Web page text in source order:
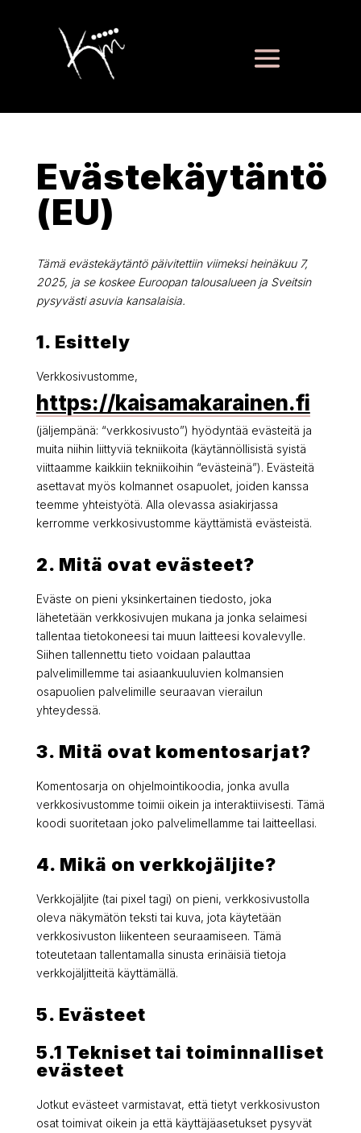
Evästekäytäntö
(EU)
Tämä evästekäytäntö päivitettiin viimeksi heinäkuu 7,
2025, ja se koskee Euroopan talousalueen ja Sveitsin
pysyvästi asuvia kansalaisia.
1. Esittely
Verkkosivustomme,
https://kaisamakarainen.fi
(jäljempänä: “verkkosivusto”) hyödyntää evästeitä ja
muita niihin liittyviä tekniikoita (käytännöllisistä syistä
viittaamme kaikkiin tekniikoihin “evästeinä”). Evästeitä
asettavat myös kolmannet osapuolet, joiden kanssa
teemme yhteistyötä. Alla olevassa asiakirjassa
kerromme verkkosivustomme käyttämistä evästeistä.
2. Mitä ovat evästeet?
Eväste on pieni yksinkertainen tiedosto, joka
lähetetään verkkosivujen mukana ja jonka selaimesi
tallentaa tietokoneesi tai muun laitteesi kovalevylle.
Siihen tallennettu tieto voidaan palauttaa
palvelimillemme tai asiaankuuluvien kolmansien
osapuolien palvelimille seuraavan vierailun
yhteydessä.
3. Mitä ovat komentosarjat?
Komentosarja on ohjelmointikoodia, jonka avulla
verkkosivustomme toimii oikein ja interaktiivisesti. Tämä
koodi suoritetaan joko palvelimellamme tai laitteellasi.
4. Mikä on verkkojäljite?
Verkkojäljite (tai pixel tagi) on pieni, verkkosivustolla
oleva näkymätön teksti tai kuva, jota käytetään
verkkosivuston liikenteen seuraamiseen. Tämä
toteutetaan tallentamalla sinusta erinäisiä tietoja
verkkojäljitteitä käyttämällä.
5. Evästeet
5.1 Tekniset tai toiminnalliset
evästeet
Jotkut evästeet varmistavat, että tietyt verkkosivuston
osat toimivat oikein ja että käyttäjäasetukset pysyvät